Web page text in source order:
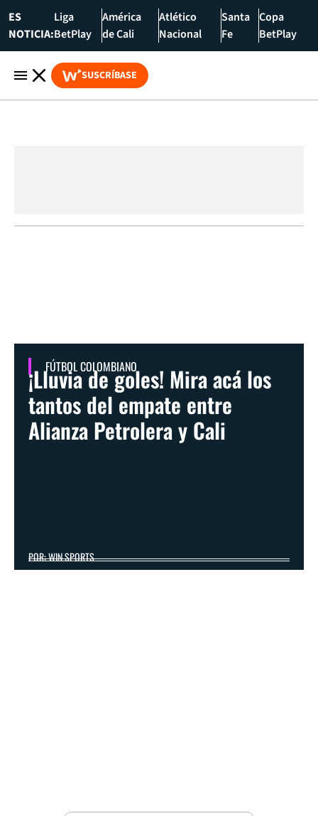
ES
NOTICIA:
Liga
BetPlay
América
de Cali
Atlético
Nacional
Santa
Fe
Copa
BetPlay
SUSCRÍBASE
FÚTBOL COLOMBIANO
¡Lluvia de goles! Mira acá los
tantos del empate entre
Alianza Petrolera y Cali
POR: WIN SPORTS